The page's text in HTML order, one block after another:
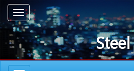
ناوبری
Steel